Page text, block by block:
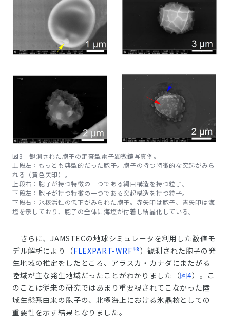
図3 観測された胞子の走査型電子顕微鏡写真例。
上段左：もっとも典型的だった胞子。胞子の持つ特徴的な突起がみら
れる（黄色矢印）。
上段右：胞子が持つ特徴の一つである網目構造を持つ粒子。
下段左：胞子が持つ特徴の一つである突起構造を持つ粒子。
下段右：氷核活性の低下がみられた胞子。赤矢印は胞子、青矢印は海
塩を示しており、胞子の全体に海塩が付着し結晶化している。
さらに、JAMSTECの地球シミュレータを利用した数値モ
デル解析により（FLEXPART-WRF※8）観測された胞子の発
生地域の推定をしたところ、アラスカ・カナダにまたがる
陸域が主な発生地域だったことがわかりました（図4）。こ
のことは従来の研究ではあまり重要視されてこなかった陸
域生態系由来の胞子の、北極海上における氷晶核としての
重要性を示す結果となりました。